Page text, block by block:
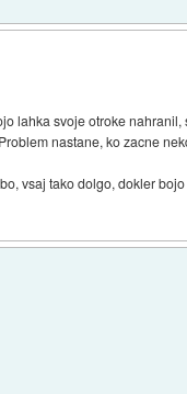
lahka svoje otroke nahranil,
nastane, ko zacne
vsaj tako dolgo, dokler